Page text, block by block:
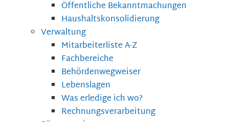
Öffentliche Bekanntmachungen
Haushaltskonsolidierung
Verwaltung
Mitarbeiterliste A-Z
Fachbereiche
Behördenwegweiser
Lebenslagen
Was erledige ich wo?
Rechnungsverarbeitung